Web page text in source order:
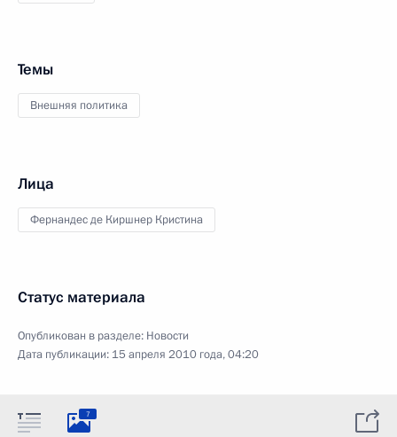
Темы
Внешняя политика
Лица
Фернандес де Киршнер Кристина
Статус материала
Опубликован в разделе: Новости
Дата публикации: 15 апреля 2010 года, 04:20
7